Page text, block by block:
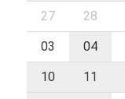
27 28
03 04
10 11